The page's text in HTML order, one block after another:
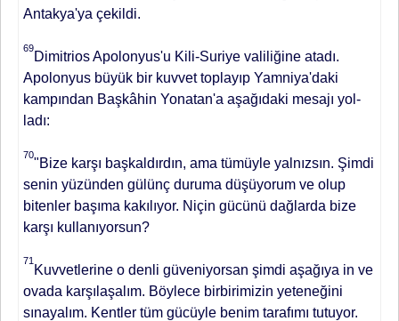
Antakya'ya çekildi.
69
Dimitrios Apolonyus'u Kili-Suriye valiliğine ata­dı.
Apolonyus büyük bir kuvvet top­layıp Yamniya'daki
kampından Başkâhin Yonatan'a aşağıdaki mesajı yol­
ladı:
70
"Bize karşı başkaldırdın, ama tümüyle yalnızsın. Şimdi
senin yü­zünden gülünç duruma düşüyorum ve olup
bitenler başıma kakılıyor. Niçin gücünü dağlarda bize
karşı kullanı­yorsun?
71
Kuvvetlerine o denli güve­niyorsan şimdi aşağıya in ve
ovada karşılaşalım. Böylece birbirimizin ye­teneğini
sınayalım. Kentler tüm gü­cüyle benim tarafımı tutuyor.